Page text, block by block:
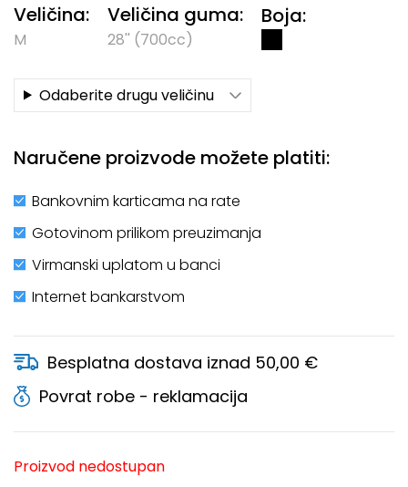
Veličina:
M
Veličina guma:
28'' (700cc)
Boja:
Odaberite drugu veličinu
Naručene proizvode možete platiti:
Bankovnim karticama na rate
Gotovinom prilikom preuzimanja
Virmanski uplatom u banci
Internet bankarstvom
Besplatna dostava iznad 50,00 €
Povrat robe - reklamacija
Proizvod nedostupan